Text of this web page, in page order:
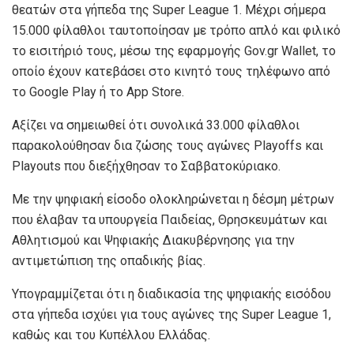
θεατών στα γήπεδα της Super League 1. Μέχρι σήμερα
15.000 φίλαθλοι ταυτοποίησαν με τρόπο απλό και φιλικό
το εισιτήριό τους, μέσω της εφαρμογής Gov.gr Wallet, το
οποίο έχουν κατεβάσει στο κινητό τους τηλέφωνο από
το Google Play ή το App Store.
Αξίζει να σημειωθεί ότι συνολικά 33.000 φίλαθλοι
παρακολούθησαν δια ζώσης τους αγώνες Playoffs και
Playouts που διεξήχθησαν το Σαββατοκύριακο.
Με την ψηφιακή είσοδο ολοκληρώνεται η δέσμη μέτρων
που έλαβαν τα υπουργεία Παιδείας, Θρησκευμάτων και
Αθλητισμού και Ψηφιακής Διακυβέρνησης για την
αντιμετώπιση της οπαδικής βίας.
Υπογραμμίζεται ότι η διαδικασία της ψηφιακής εισόδου
στα γήπεδα ισχύει για τους αγώνες της Super League 1,
καθώς και του Κυπέλλου Ελλάδας.